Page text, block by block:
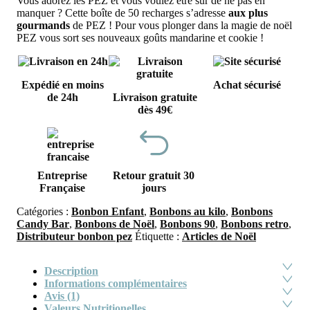
12,90€.
manquer ? Cette boîte de 50 recharges s’adresse aux plus
gourmands de PEZ ! Pour vous plonger dans la magie de noël
PEZ vous sort ses nouveaux goûts mandarine et cookie !
Expédié en moins
de 24h
Livraison gratuite
dès 49€
Achat sécurisé
Entreprise
Française
Retour gratuit 30
jours
Catégories : Bonbon Enfant, Bonbons au kilo, Bonbons
Candy Bar, Bonbons de Noël, Bonbons 90, Bonbons retro,
Distributeur bonbon pez Étiquette : Articles de Noël
Description
Informations complémentaires
Avis (1)